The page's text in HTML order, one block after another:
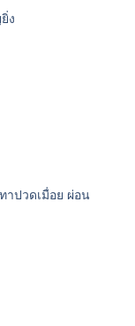
าปวดเมื่อย ผ่อน
ง